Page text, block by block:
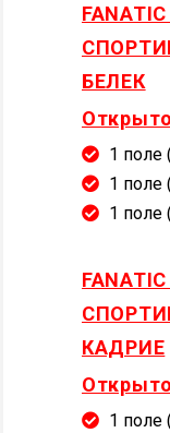
БЕЛЕК
1 поле
1 поле
1 поле
КАДРИЕ
1 поле